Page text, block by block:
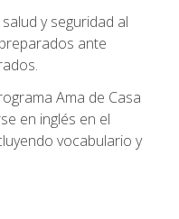
y seguridad al
ante
Ama de Casa
en inglés en el
vocabulario y